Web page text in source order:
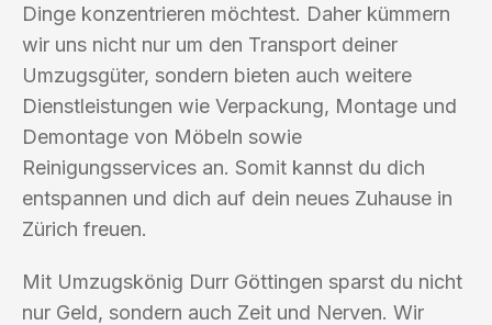
Dinge konzentrieren möchtest. Daher kümmern
wir uns nicht nur um den Transport deiner
Umzugsgüter, sondern bieten auch weitere
Dienstleistungen wie Verpackung, Montage und
Demontage von Möbeln sowie
Reinigungsservices an. Somit kannst du dich
entspannen und dich auf dein neues Zuhause in
Zürich freuen.
Mit Umzugskönig Durr Göttingen sparst du nicht
nur Geld, sondern auch Zeit und Nerven. Wir